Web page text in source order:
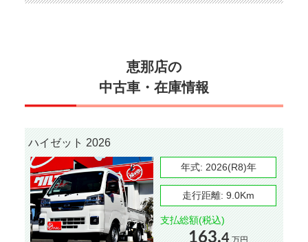
恵那店の
中古車・在庫情報
ハイゼット 2026
年式: 2026(R8)年
走行距離: 9.0Km
支払総額(税込)
163.4 万円